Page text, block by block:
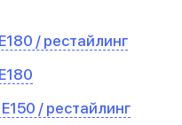
/ рестайлинг
/ рестайлинг